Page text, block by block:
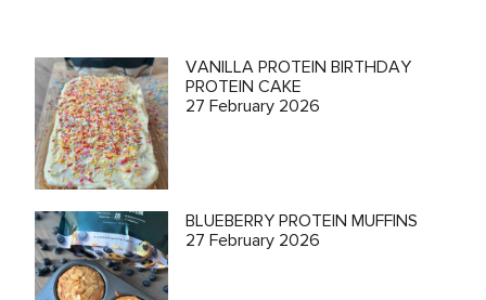
VANILLA PROTEIN BIRTHDAY
PROTEIN CAKE
27 February 2026
BLUEBERRY PROTEIN MUFFINS
27 February 2026